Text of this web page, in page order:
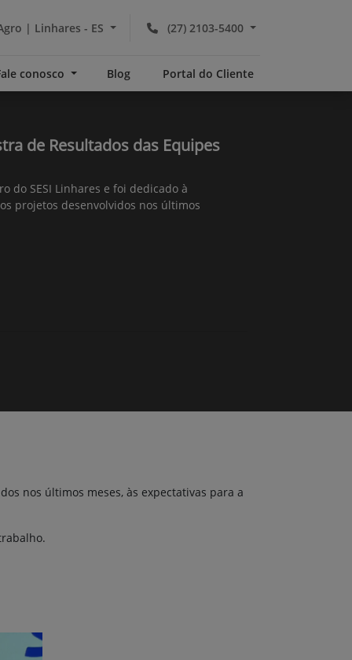
(27) 2103-5400
| Linhares - ES
conosco Blog Portal do Cliente
de Resultados das Equipes
do SESI Linhares e foi dedicado à
projetos desenvolvidos nos últimos
nos últimos meses, às expectativas para a